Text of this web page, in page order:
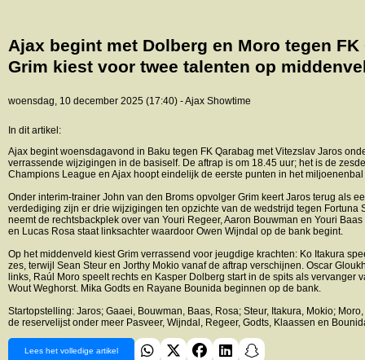
Ajax begint met Dolberg en Moro tegen FK
Grim kiest voor twee talenten op
woensdag, 10 december 2025 (17:40) - Ajax Showtime
In dit artikel:
Ajax begint woensdagavond in Baku tegen FK Qarabag met Vitezslav Jaros
verrassende wijzigingen in de basiself. De aftrap is om 18.45 uur; het is de
Champions League en Ajax hoopt eindelijk de eerste punten in het
Onder interim-trainer John van den Broms opvolger Grim keert Jaros terug als
verdediging zijn er drie wijzigingen ten opzichte van de wedstrijd tegen Fortuna
neemt de rechtsbackplek over van Youri Regeer, Aaron Bouwman en Youri
en Lucas Rosa staat linksachter waardoor Owen Wijndal op de bank begint.
Op het middenveld kiest Grim verrassend voor jeugdige krachten: Ko Itakura
zes, terwijl Sean Steur en Jorthy Mokio vanaf de aftrap verschijnen. Oscar
links, Raúl Moro speelt rechts en Kasper Dolberg start in de spits als vervanger
Wout Weghorst. Mika Godts en Rayane Bounida beginnen op de bank.
Startopstelling: Jaros; Gaaei, Bouwman, Baas, Rosa; Steur, Itakura, Mokio;
de reservelijst onder meer Pasveer, Wijndal, Regeer, Godts, Klaassen en
Lees het volledige artikel